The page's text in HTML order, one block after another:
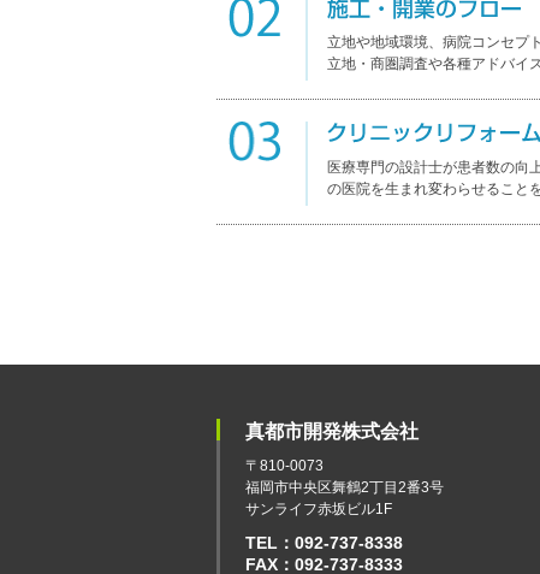
立地や地域環境、病院コンセプ
立地・商圏調査や各種アドバイ
医療専門の設計士が患者数の向
の医院を生まれ変わらせること
真都市開発株式会社
〒810-0073
福岡市中央区舞鶴2丁目2番3号
サンライフ赤坂ビル1F
TEL：092-737-8338
FAX：092-737-8333